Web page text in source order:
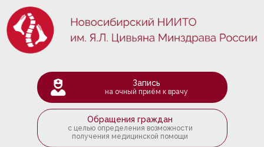
Запись
на очный приём к врачу
Обращения граждан
с целью определения возможности
получения медицинской помощи